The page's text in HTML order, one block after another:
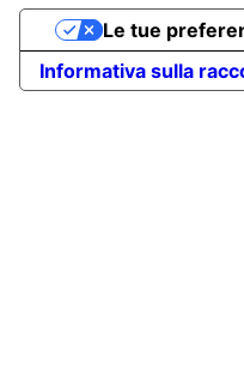
Informativa sulla
Le tue